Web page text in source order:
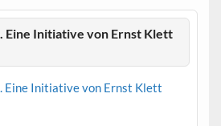
Eine Initiative von Ernst Klett